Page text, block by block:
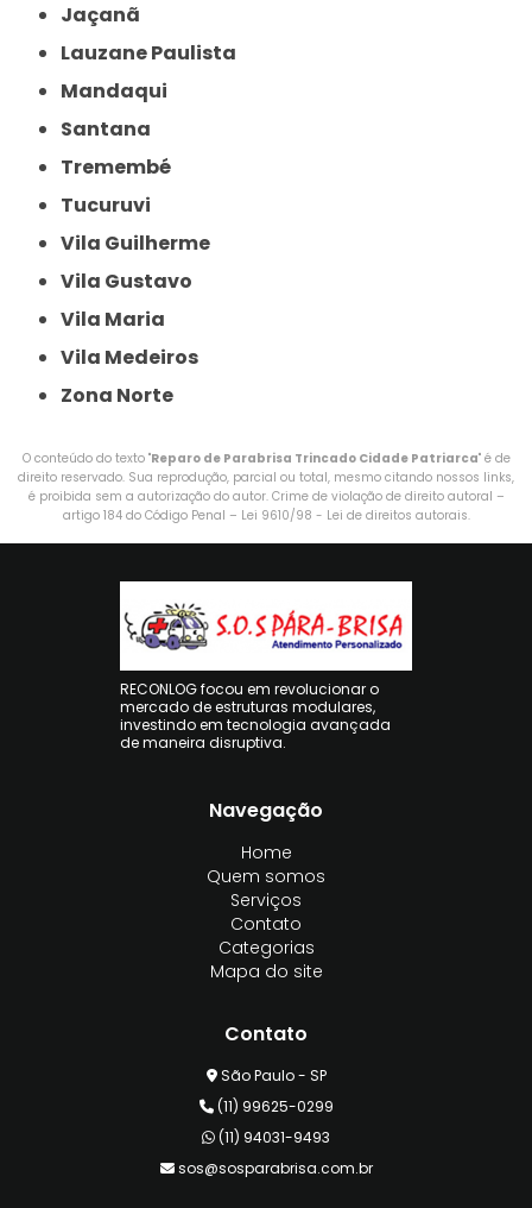
Jaçanã
Lauzane Paulista
Mandaqui
Santana
Tremembé
Tucuruvi
Vila Guilherme
Vila Gustavo
Vila Maria
Vila Medeiros
Zona Norte
O conteúdo do texto "Reparo de Parabrisa Trincado Cidade Patriarca" é de
direito reservado. Sua reprodução, parcial ou total, mesmo citando nossos links,
é proibida sem a autorização do autor. Crime de violação de direito autoral –
artigo 184 do Código Penal – Lei 9610/98 - Lei de direitos autorais.
RECONLOG focou em revolucionar o
mercado de estruturas modulares,
investindo em tecnologia avançada
de maneira disruptiva.
Navegação
Home
Quem somos
Serviços
Contato
Categorias
Mapa do site
Contato
São Paulo - SP
(11) 99625-0299
(11) 94031-9493
sos@sosparabrisa.com.br